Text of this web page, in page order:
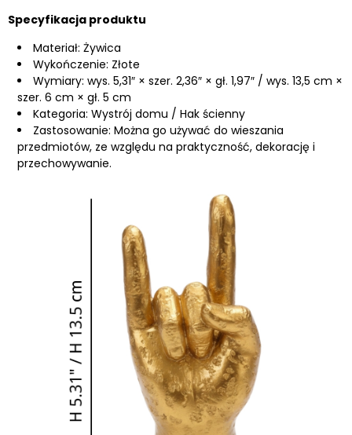
Specyfikacja produktu
Materiał: Żywica
Wykończenie: Złote
Wymiary: wys. 5,31″ × szer. 2,36″ × gł. 1,97″ / wys. 13,5 cm ×
szer. 6 cm × gł. 5 cm
Kategoria: Wystrój domu / Hak ścienny
Zastosowanie: Można go używać do wieszania
przedmiotów, ze względu na praktyczność, dekorację i
przechowywanie.